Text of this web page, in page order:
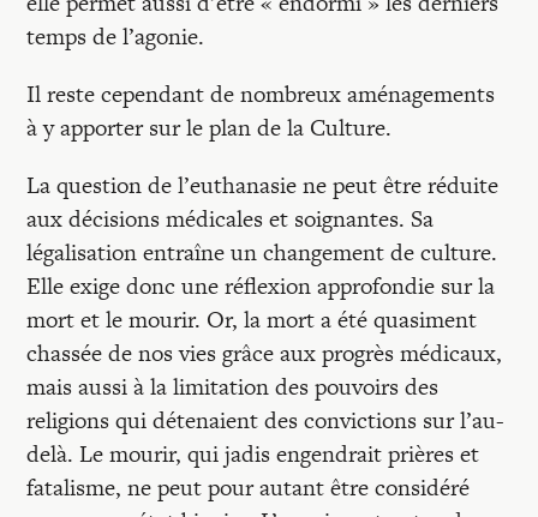
temps de l’agonie.
Il reste cependant de nombreux aménagements
à y apporter sur le plan de la Culture.
La question de l’euthanasie ne peut être réduite
aux décisions médicales et soignantes. Sa
légalisation entraîne un changement de culture.
Elle exige donc une réflexion approfondie sur la
mort et le mourir. Or, la mort a été quasiment
chassée de nos vies grâce aux progrès médicaux,
mais aussi à la limitation des pouvoirs des
religions qui détenaient des convictions sur l’au-
delà. Le mourir, qui jadis engendrait prières et
fatalisme, ne peut pour autant être considéré